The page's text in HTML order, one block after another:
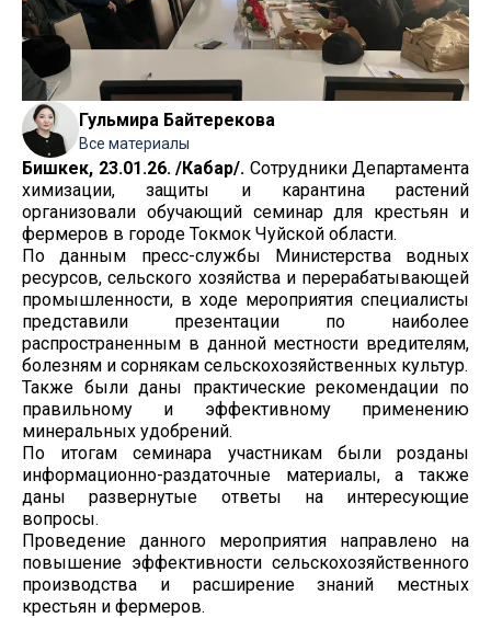
Гульмира Байтерекова
Все материалы
Бишкек, 23.01.26. /Кабар/. Сотрудники Департамента
химизации, защиты и карантина растений
организовали обучающий семинар для крестьян и
фермеров в городе Токмок Чуйской области.
По данным пресс-службы Министерства водных
ресурсов, сельского хозяйства и перерабатывающей
промышленности, в ходе мероприятия специалисты
представили презентации по наиболее
распространенным в данной местности вредителям,
болезням и сорнякам сельскохозяйственных культур.
Также были даны практические рекомендации по
правильному и эффективному применению
минеральных удобрений.
По итогам семинара участникам были розданы
информационно-раздаточные материалы, а также
даны развернутые ответы на интересующие
вопросы.
Проведение данного мероприятия направлено на
повышение эффективности сельскохозяйственного
производства и расширение знаний местных
крестьян и фермеров.